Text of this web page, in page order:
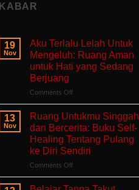
KABAR
19
Nov
Aku Terlalu Lelah Untuk
Mengeluh: Ruang Aman
untuk Hati yang Sedang
Berjuang
Comments Offon
Aku
Terlalu
Lelah
Untuk
Mengeluh:
Ruang
Aman
13
Nov
Ruang Untukmu Singgah
dan Bercerita: Buku Self-
Healing Tentang Pulang
ke Diri Sendiri
Comments Offon
Ruang
Untukmu